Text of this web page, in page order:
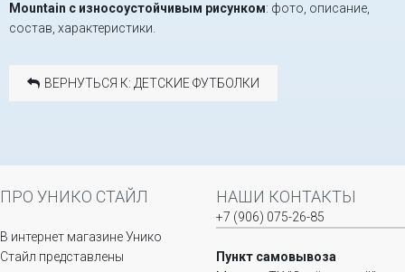
Mountain с износоустойчивым рисунком: фото, описание,
состав, характеристики.
ВЕРНУТЬСЯ К: ДЕТСКИЕ ФУТБОЛКИ
ПРО УНИКО СТАЙЛ
В интернет магазине Унико
Стайл представлены
НАШИ КОНТАКТЫ
+7 (906) 075-26-85
Пункт самовывоза